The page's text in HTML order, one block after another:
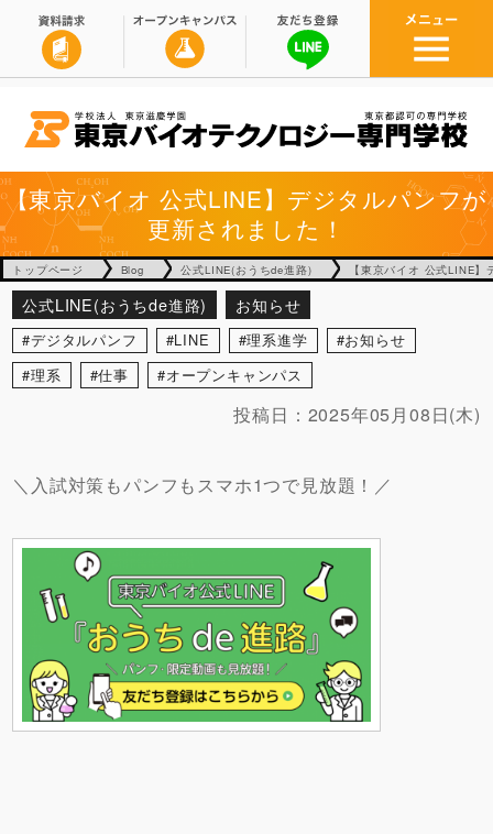
【東京バイオ 公式LINE】デジタルパンフが
更新されました！
トップページ Blog 公式LINE(おうちde進路) 【東京バイオ 公式LINE
公式LINE(おうちde進路) お知らせ
デジタルパンフ LINE 理系進学
お知らせ
理系
仕事 オープンキャンパス
投稿日： 2025年05月08日(木)
＼入試対策もパンフもスマホ1つで見放題！／